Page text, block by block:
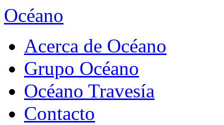
Océano
Acerca de Océano
Grupo Océano
Océano Travesía
Contacto